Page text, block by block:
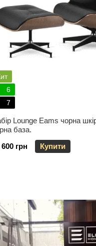
6
7
Lounge Eams чорна
база.
грн
Купити